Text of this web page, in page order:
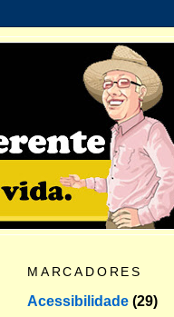
MARCADORES
Acessibilidade (29)